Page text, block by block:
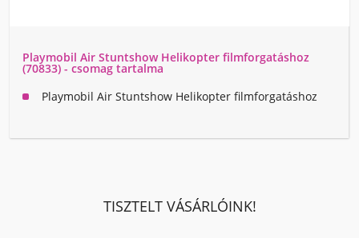
Playmobil Air Stuntshow Helikopter filmforgatáshoz
(70833) - csomag tartalma
Playmobil Air Stuntshow Helikopter filmforgatáshoz
TISZTELT VÁSÁRLÓINK!